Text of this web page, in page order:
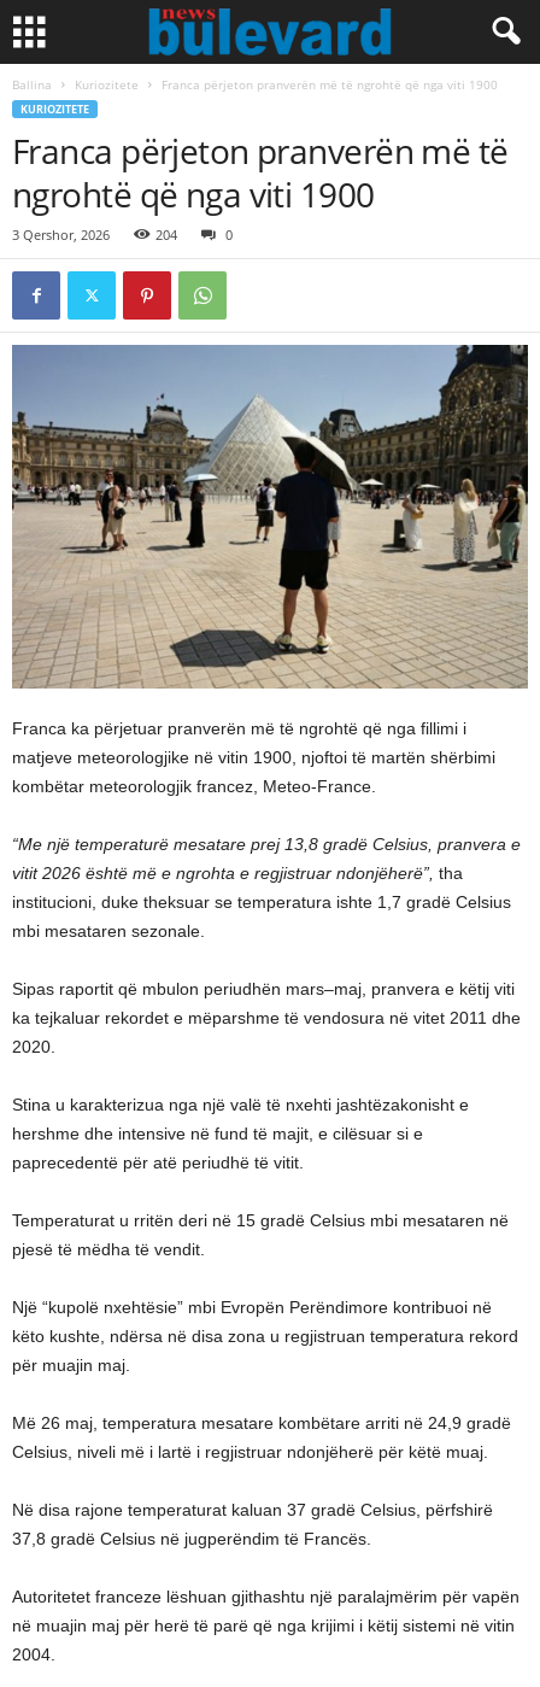
Ballina Kuriozitete Franca përjeton pranverën më të ngrohtë që nga viti 1900
KURIOZITETE
Franca përjeton pranverën më të
ngrohtë që nga viti 1900
3 Qershor, 2026 204 0
Franca ka përjetuar pranverën më të ngrohtë që nga fillimi i
matjeve meteorologjike në vitin 1900, njoftoi të martën shërbimi
kombëtar meteorologjik francez, Meteo-France.
“Me një temperaturë mesatare prej 13,8 gradë Celsius, pranvera e
vitit 2026 është më e ngrohta e regjistruar ndonjëherë”, tha
institucioni, duke theksuar se temperatura ishte 1,7 gradë Celsius
mbi mesataren sezonale.
Sipas raportit që mbulon periudhën mars–maj, pranvera e këtij viti
ka tejkaluar rekordet e mëparshme të vendosura në vitet 2011 dhe
2020.
Stina u karakterizua nga një valë të nxehti jashtëzakonisht e
hershme dhe intensive në fund të majit, e cilësuar si e
paprecedentë për atë periudhë të vitit.
Temperaturat u rritën deri në 15 gradë Celsius mbi mesataren në
pjesë të mëdha të vendit.
Një “kupolë nxehtësie” mbi Evropën Perëndimore kontribuoi në
këto kushte, ndërsa në disa zona u regjistruan temperatura rekord
për muajin maj.
Më 26 maj, temperatura mesatare kombëtare arriti në 24,9 gradë
Celsius, niveli më i lartë i regjistruar ndonjëherë për këtë muaj.
Në disa rajone temperaturat kaluan 37 gradë Celsius, përfshirë
37,8 gradë Celsius në jugperëndim të Francës.
Autoritetet franceze lëshuan gjithashtu një paralajmërim për vapën
në muajin maj për herë të parë që nga krijimi i këtij sistemi në vitin
2004.